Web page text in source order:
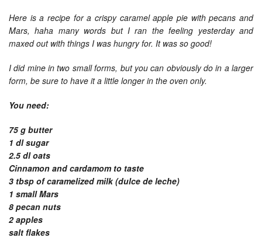
Here is a recipe for a crispy caramel apple pie with pecans and
Mars, haha many words but I ran the feeling yesterday and
maxed out with things I was hungry for. It was so good!
I did mine in two small forms, but you can obviously do in a larger
form, be sure to have it a little longer in the oven only.
You need:
75 g butter
1 dl sugar
2.5 dl oats
Cinnamon and cardamom to taste
3 tbsp of caramelized milk (dulce de leche)
1 small Mars
8 pecan nuts
2 apples
salt flakes